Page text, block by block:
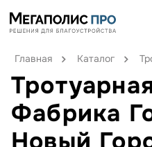
Главная Каталог
Фабрика